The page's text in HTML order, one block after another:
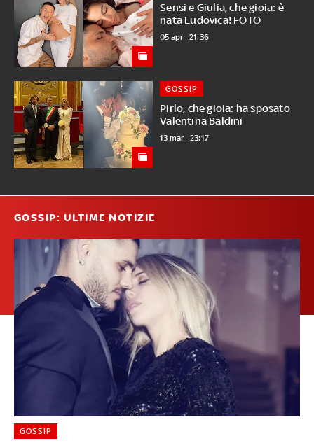
Sensi e Giulia, che gioia: è
nata Ludovica! FOTO
05 apr - 21:36
Pirlo, che gioia: ha sposato
Valentina Baldini
GOSSIP
13 mar - 23:17
GOSSIP: ULTIME NOTIZIE
GOSSIP